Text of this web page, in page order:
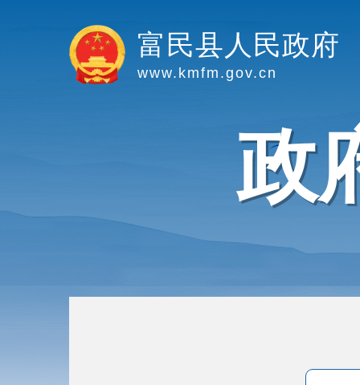
富民县人民政府
www.kmfm.gov.cn
政